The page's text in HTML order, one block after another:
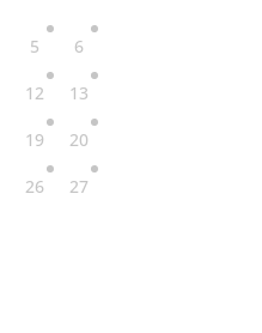
5 6
12 13
19 20
26 27